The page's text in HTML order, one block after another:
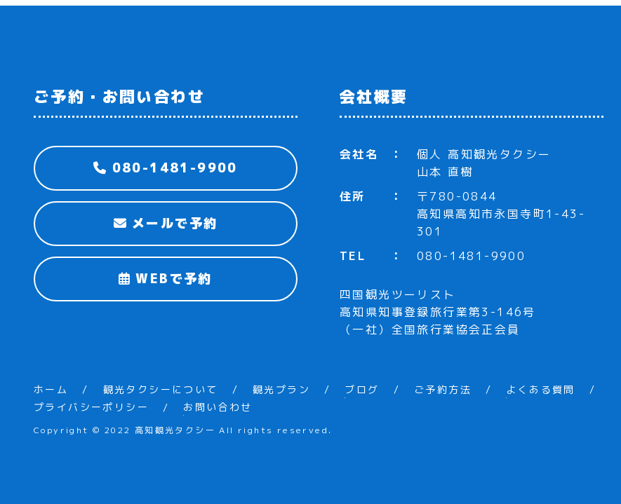
ご予約・お問い合わせ
080-1481-9900
メールで予約
WEBで予約
会社概要
会社名
個人 高知観光タクシー
山本 直樹
住所
〒780-0844
高知県高知市永国寺町1-43-
301
TEL
080-1481-9900
四国観光ツーリスト
高知県知事登録旅行業第3-146号
（一社）全国旅行業協会正会員
ホーム 観光タクシーについて 観光プラン ブログ ご予約方法
よくある質問
プライバシーポリシー
お問い合わせ
Copyright © 2022 高知観光タクシー All rights reserved.